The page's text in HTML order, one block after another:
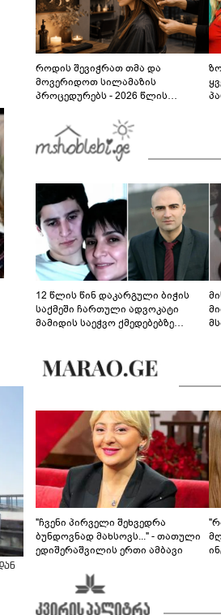
როდის შევიჭრათ თმა და
მოვერიდოთ სილამაზის
პროცედურებს - 2026 წლის
გზამკვლევი
12 წლის წინ დაკარგული ბიჭის
საქმეში ჩართული ადვოკატი
მამიდის საეჭვო ქმედებებზე
მოწოდებაზე... წლობით
მიმდინარეობდა საქმის
"ჩვენი პირველი შეხვედრა
ბუნდოვნად მახსოვს..." - თათული
ედიშერაშვილის ერთი ამბავი